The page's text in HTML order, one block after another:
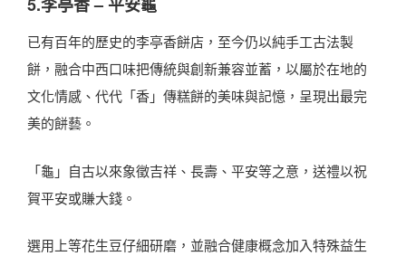
已有百年的歷史的李亭香餅店，至今仍以純手工古法製
餅，融合中西口味把傳統與創新兼容並蓄，以屬於在地的
文化情感、代代「香」傳糕餅的美味與記憶，呈現出最完
美的餅藝。
「龜」自古以來象徵吉祥、長壽、平安等之意，送禮以祝
賀平安或賺大錢。
選用上等花生豆仔細研磨，並融合健康概念加入特殊益生